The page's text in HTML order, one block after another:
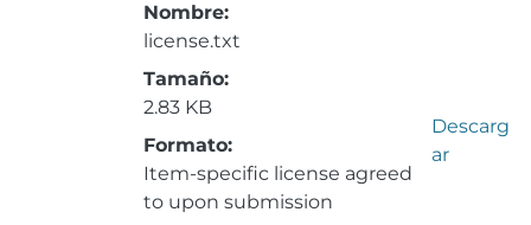
Nombre:
license.txt
Tamaño:
2.83 KB
Formato:
Item-specific license agreed
to upon submission
Descarg
ar